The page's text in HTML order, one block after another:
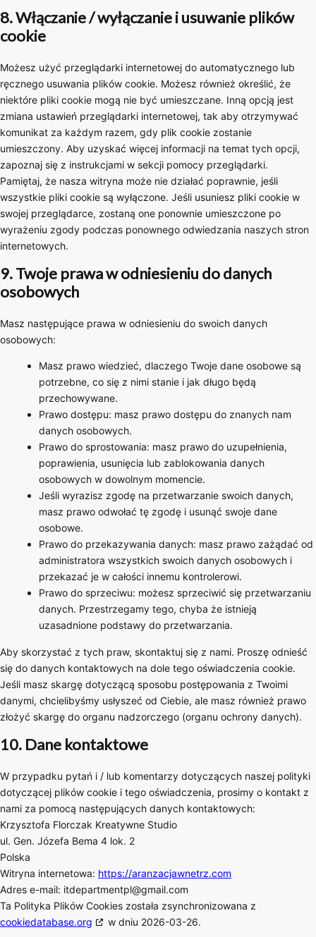
8. Włączanie / wyłączanie i usuwanie plików
cookie
Możesz użyć przeglądarki internetowej do automatycznego lub
ręcznego usuwania plików cookie. Możesz również określić, że
niektóre pliki cookie mogą nie być umieszczane. Inną opcją jest
zmiana ustawień przeglądarki internetowej, tak aby otrzymywać
komunikat za każdym razem, gdy plik cookie zostanie
umieszczony. Aby uzyskać więcej informacji na temat tych opcji,
zapoznaj się z instrukcjami w sekcji pomocy przeglądarki.
Pamiętaj, że nasza witryna może nie działać poprawnie, jeśli
wszystkie pliki cookie są wyłączone. Jeśli usuniesz pliki cookie w
swojej przeglądarce, zostaną one ponownie umieszczone po
wyrażeniu zgody podczas ponownego odwiedzania naszych stron
internetowych.
9. Twoje prawa w odniesieniu do danych
osobowych
Masz następujące prawa w odniesieniu do swoich danych
osobowych:
Masz prawo wiedzieć, dlaczego Twoje dane osobowe są
potrzebne, co się z nimi stanie i jak długo będą
przechowywane.
Prawo dostępu: masz prawo dostępu do znanych nam
danych osobowych.
Prawo do sprostowania: masz prawo do uzupełnienia,
poprawienia, usunięcia lub zablokowania danych
osobowych w dowolnym momencie.
Jeśli wyrazisz zgodę na przetwarzanie swoich danych,
masz prawo odwołać tę zgodę i usunąć swoje dane
osobowe.
Prawo do przekazywania danych: masz prawo zażądać od
administratora wszystkich swoich danych osobowych i
przekazać je w całości innemu kontrolerowi.
Prawo do sprzeciwu: możesz sprzeciwić się przetwarzaniu
danych. Przestrzegamy tego, chyba że istnieją
uzasadnione podstawy do przetwarzania.
Aby skorzystać z tych praw, skontaktuj się z nami. Proszę odnieść
się do danych kontaktowych na dole tego oświadczenia cookie.
Jeśli masz skargę dotyczącą sposobu postępowania z Twoimi
danymi, chcielibyśmy usłyszeć od Ciebie, ale masz również prawo
złożyć skargę do organu nadzorczego (organu ochrony danych).
10. Dane kontaktowe
W przypadku pytań i / lub komentarzy dotyczących naszej polityki
dotyczącej plików cookie i tego oświadczenia, prosimy o kontakt z
nami za pomocą następujących danych kontaktowych:
Krzysztofa Florczak Kreatywne Studio
ul. Gen. Józefa Bema 4 lok. 2
Polska
Witryna internetowa: https://aranzacjawnetrz.com
Adres e-mail: itdepartmentpl@gmail.com
Ta Polityka Plików Cookies została zsynchronizowana z
cookiedatabase.org
w dniu 2026-03-26.